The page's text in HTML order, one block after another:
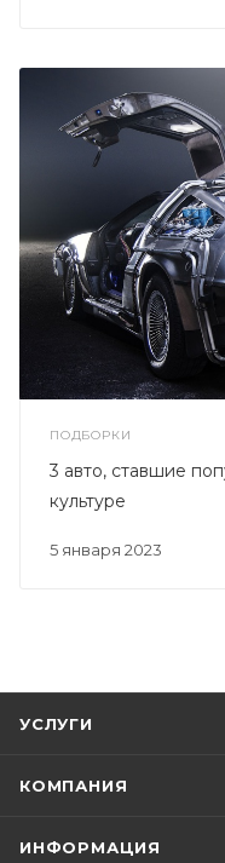
ПОДБОРКИ
5 января 2023
3 авто, ставшие
культуре
УСЛУГИ
КОМПАНИЯ
ИНФОРМАЦИЯ